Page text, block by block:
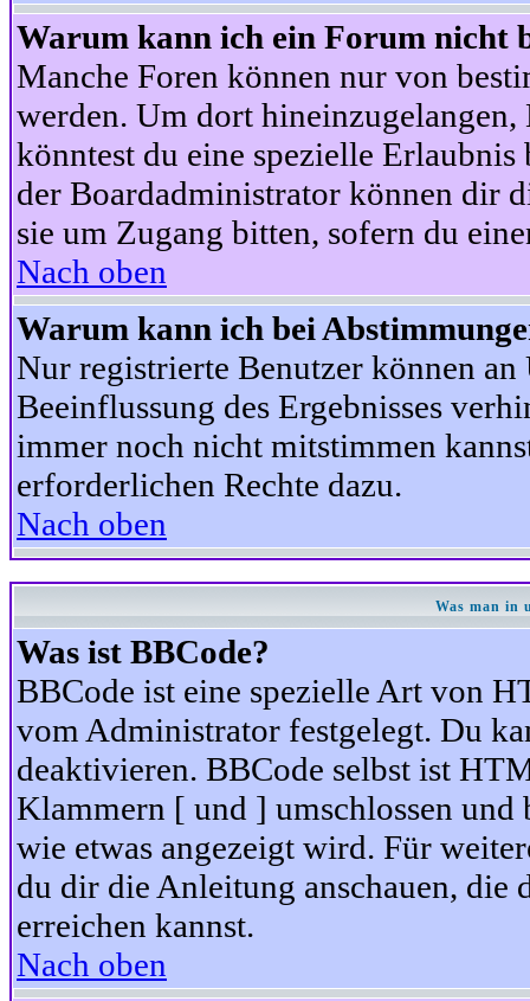
Warum kann ich ein Forum nicht
Manche Foren können nur von
werden. Um dort hineinzugelangen,
könntest du eine spezielle
der Boardadministrator können dir
sie um Zugang bitten, sofern du
Nach oben
Warum kann ich bei
Nur registrierte Benutzer können
Beeinflussung des Ergebnisses
immer noch nicht mitstimmen
erforderlichen Rechte dazu.
Nach oben
Was man in
Was ist BBCode?
BBCode ist eine spezielle Art von
vom Administrator festgelegt. Du
deaktivieren. BBCode selbst ist
Klammern [ und ] umschlossen
wie etwas angezeigt wird. Für
du dir die Anleitung anschauen, die
erreichen kannst.
Nach oben